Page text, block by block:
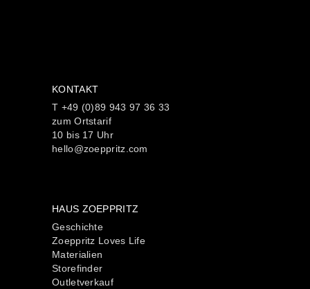
KONTAKT
T +49 (0)89 943 97 36 33
zum Ortstarif
10 bis 17 Uhr
hello@zoeppritz.com
HAUS ZOEPPRITZ
Geschichte
Zoeppritz Loves Life
Materialien
Storefinder
Outletverkauf